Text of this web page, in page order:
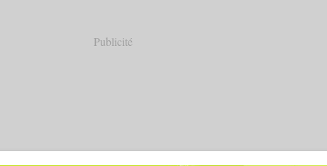
Publicité